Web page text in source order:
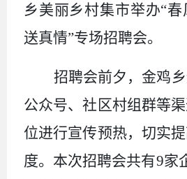
乡美丽乡村集市举办“
送真情”专场招聘会。
招聘会前夕，金鸡
公众号、社区村组群等
位进行宣传预热，切实
度。 本次招聘会共有9家